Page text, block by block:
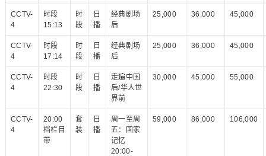
CCTV-
4
时段
15:13
时
段
日
播
经典剧场
后
25,000 36,000 45,000
CCTV-
4
时段
17:14
时
段
日
播
经典剧场
后
25,000 36,000 45,000
CCTV-
4
时段
22:30
时
段
日
播
走遍中国
后/华人世
界前
30,000 45,000 55,000
CCTV-
4
20:00
档栏目
带
套
装
日
播
周一至周
五：国家
记忆
20:00-
59,000 86,000 106,000